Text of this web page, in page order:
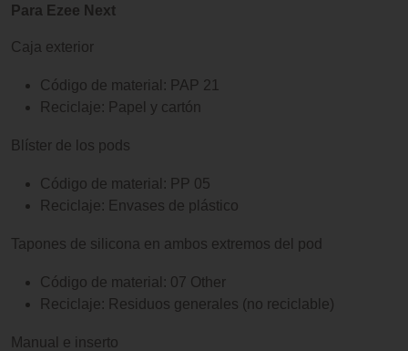
Para Ezee Next
Caja exterior
Código de material: PAP 21
Reciclaje: Papel y cartón
Blíster de los pods
Código de material: PP 05
Reciclaje: Envases de plástico
Tapones de silicona en ambos extremos del pod
Código de material: 07 Other
Reciclaje: Residuos generales (no reciclable)
Manual e inserto